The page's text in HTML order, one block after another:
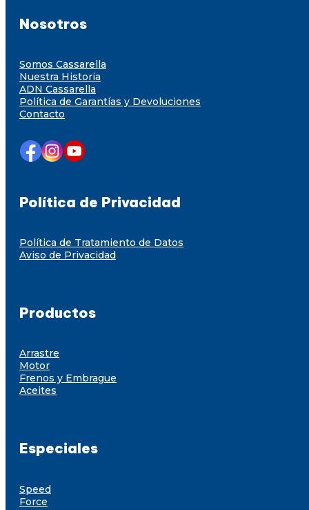
Nosotros
Somos Cassarella
Nuestra Historia
ADN Cassarella
Política de Garantías y Devoluciones
Contacto
Política de Privacidad
Política de Tratamiento de Datos
Aviso de Privacidad
Productos
Arrastre
Motor
Frenos y Embrague
Aceites
Especiales
Speed
Force